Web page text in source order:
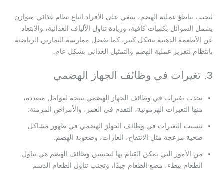
لتجنب تباطؤ عملية الهضم، ينبغي على الأفراد اتباع نظام غذائي متوازن
يشمل السوائل بكميات كافية، وزيادة تناول الألياف الغذائية، والابتعاد
عن الأطعمة الدهنية بشكل كبير، كما يفضل ممارسة التمارين الرياضية
بانتظام لتعزيز عملية الهضم والتمثيل الغذائي بشكل عام.
3. تغيرات في وظائف الجهاز الهضمي
تحدث تغيرات في وظائف الجهاز الهضمي نتيجة لعوامل متعددة،
منها التغيرات الهرمونية، التقدم في العمر، والأمراض المزمنة.
تتسبب التغيرات في وظائف الجهاز الهضمي في ظهور مشاكل
صحية مزعجة مثل الانتفاخ، الغازات، وصعوبة الهضم.
من الأمور التي يمكن القيام بها لتحسين وظائف الهضم هي تناول
الطعام ببطء، مضغ الطعام جيدًا، وتجنب تناول الطعام الدسم